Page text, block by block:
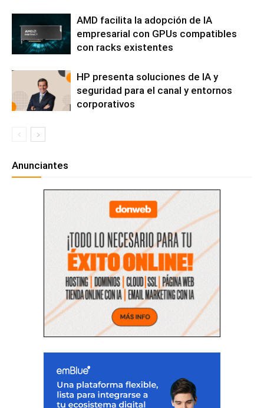
AMD facilita la adopción de IA
empresarial con GPUs compatibles
con racks existentes
HP presenta soluciones de IA y
seguridad para el canal y entornos
corporativos
Anunciantes